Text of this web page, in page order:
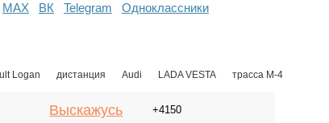
МАХ ВК Telegram Одноклассники
Logan дистанция Audi LADA VESTA трасса М-4
Выскажусь +4150